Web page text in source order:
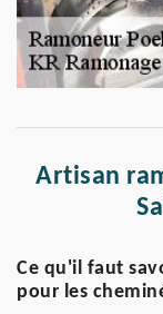
Artisan
Ce qu'il faut
pour les